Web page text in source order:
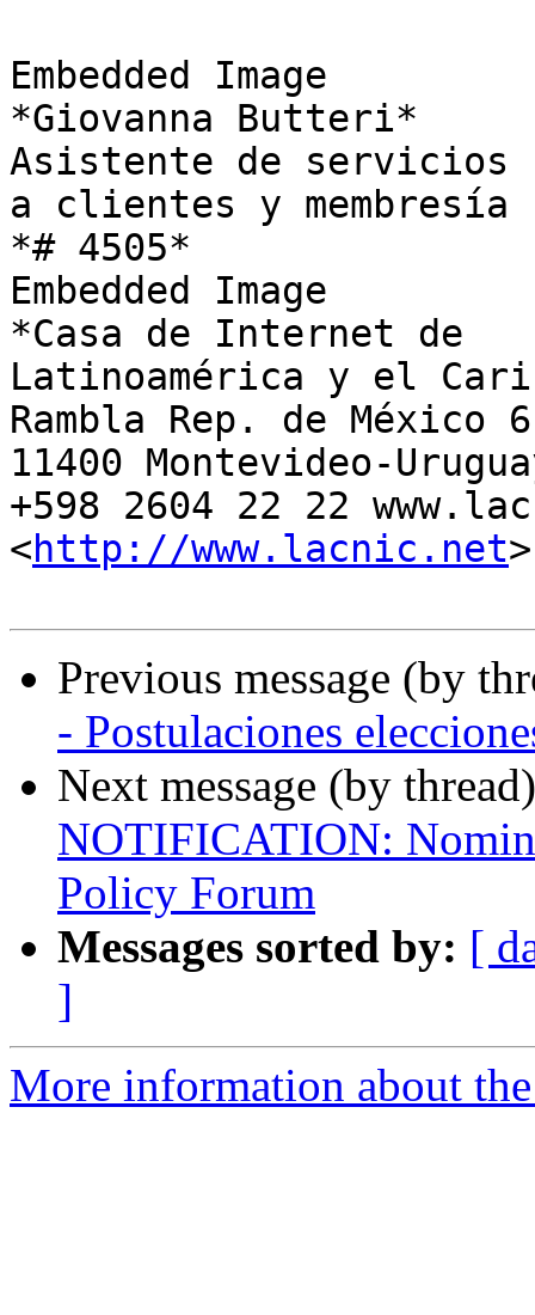
Embedded Image
*Giovanna Butteri*
Asistente de servicios
a clientes y membresía
*# 4505*
Embedded Image
*Casa de Internet de
Latinoamérica y el
Rambla Rep. de México
11400 Montevideo-
+598 2604 22 22
<http://www.lacnic.net>
Previous message (by
- Postulaciones
Next message (by
NOTIFICATION:
Policy Forum
Messages sorted by: [
]
More information about